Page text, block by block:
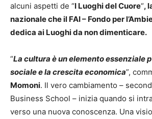
alcuni aspetti de “I Luoghi del Cuore“,
nazionale che il FAI – Fondo per
dedica ai Luoghi da non dimenticare.
“La cultura è un elemento essenziale
sociale e la crescita economica”,
Momoni. Il vero cambiamento –
Business School – inizia quando si
verso una nuova conoscenza. Una